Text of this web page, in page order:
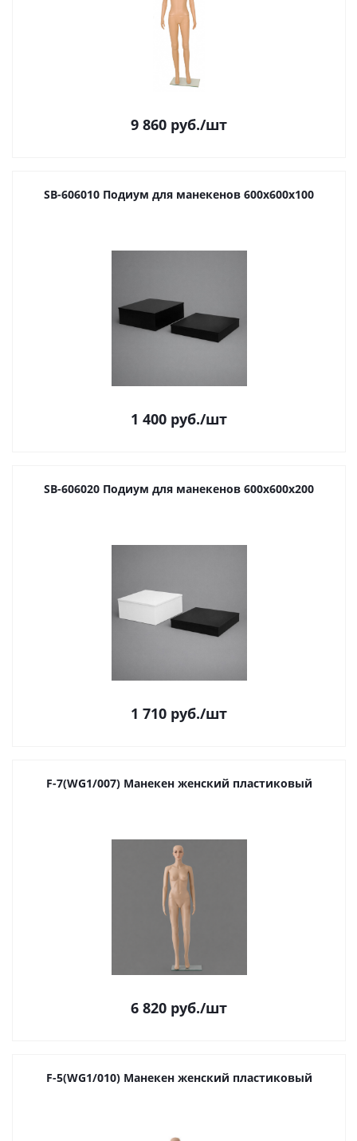
9 860 руб./шт
SB-606010 Подиум для манекенов 600х600х100
1 400 руб./шт
SB-606020 Подиум для манекенов 600х600х200
1 710 руб./шт
F-7(WG1/007) Манекен женский пластиковый
6 820 руб./шт
F-5(WG1/010) Манекен женский пластиковый